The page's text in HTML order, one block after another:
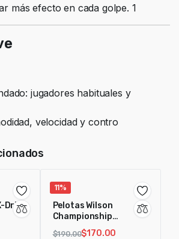
más efecto en cada golpe. 1
jugadores habituales y
velocidad y contro
Drive
11%
Pelotas Wilson
Championship
Pressureless
$190.00$170.00